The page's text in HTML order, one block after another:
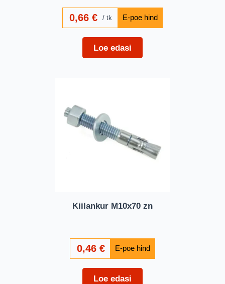
0,66€ tk
Loe edasi
Kiilankur M10x70 zn
0,46€
Loe edasi